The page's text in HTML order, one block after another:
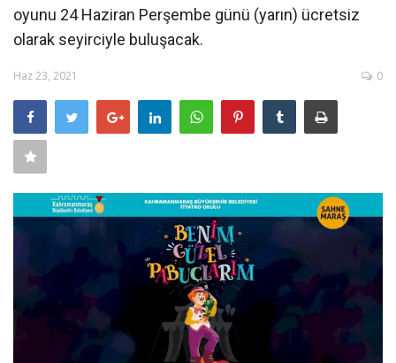
SPOR
İLETİŞİM
KÜNYE
FOTO GALERİ
KÜLTÜR SANAT
FİRMA HABER
KAYIT
oyunu 24 Haziran Perşembe günü (yarın) ücretsiz
olarak seyirciyle buluşacak.
Haz 23, 2021 0